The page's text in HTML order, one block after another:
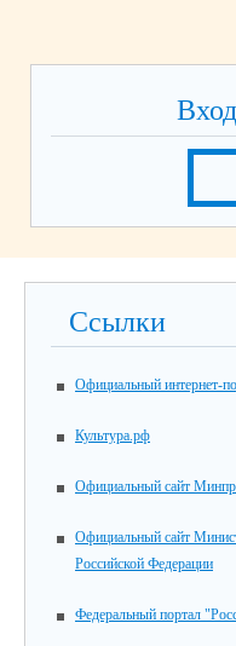
Ссылки
Официальный интернет-
Культура.рф
Официальный сайт
Официальный сайт
Российской Федерации
Федеральный портал